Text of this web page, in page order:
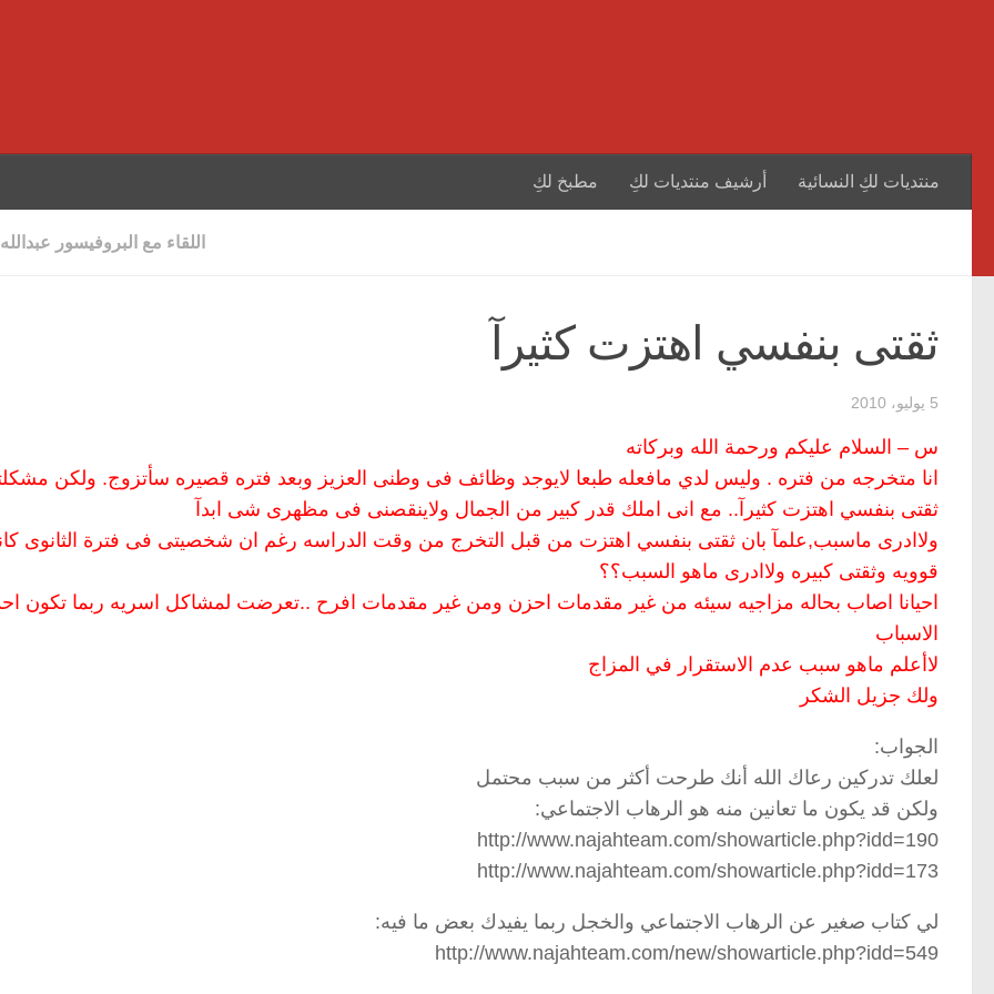
منتديات لكِ النسائية أرشيف منتديات لكِ مطبخ لكِ
اللقاء مع البروفيسور
ثقتى بنفسي اهتزت كثيرآ
5 يوليو، 2010
س – السلام عليكم ورحمة الله وبركاته
انا متخرجه من فتره . وليس لدي مافعله طبعا لايوجد وظائف فى وطنى العزيز وبعد فتره قصيره سأتزوج. ولكن
ثقتى بنفسي اهتزت كثيرآ.. مع انى املك قدر كبير من الجمال ولاينقصنى فى مظهرى شى ابدآ
ولاادرى ماسبب,علمآ بان ثقتى بنفسي اهتزت من قبل التخرج من وقت الدراسه رغم ان شخصيتى فى فترة الثانوى
قوويه وثقتى كبيره ولاادرى ماهو السبب؟؟
احيانا اصاب بحاله مزاجيه سيئه من غير مقدمات احزن ومن غير مقدمات افرح ..تعرضت لمشاكل اسريه ربما تكون
الاسباب
لاأعلم ماهو سبب عدم الاستقرار في المزاج
ولك جزيل الشكر
الجواب:
لعلك تدركين رعاك الله أنك طرحت أكثر من سبب محتمل
ولكن قد يكون ما تعانين منه هو الرهاب الاجتماعي:
http://www.najahteam.com/showarticle.php?idd=190
http://www.najahteam.com/showarticle.php?idd=173
لي كتاب صغير عن الرهاب الاجتماعي والخجل ربما يفيدك بعض ما فيه:
http://www.najahteam.com/new/showarticle.php?idd=549